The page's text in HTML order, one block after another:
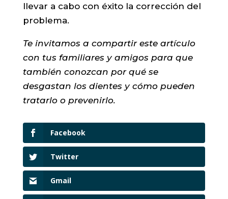
llevar a cabo con éxito la corrección del
problema.
Te invitamos a compartir este artículo
con tus familiares y amigos para que
también conozcan por qué se
desgastan los dientes y cómo pueden
tratarlo o prevenirlo.
Facebook
Twitter
Gmail